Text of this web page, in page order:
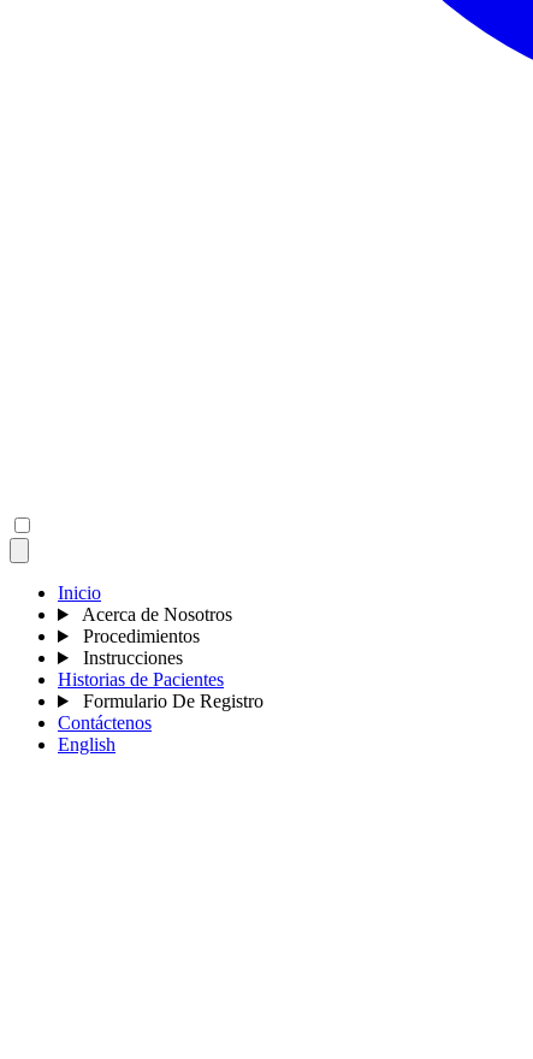
Inicio
Acerca de Nosotros
Procedimientos
Instrucciones
Historias de Pacientes
Formulario De Registro
Contáctenos
English